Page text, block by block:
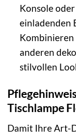
Konsole
einladenden
Kombinieren
anderen
stilvollen
Tischlampe
Damit Ihre Art-